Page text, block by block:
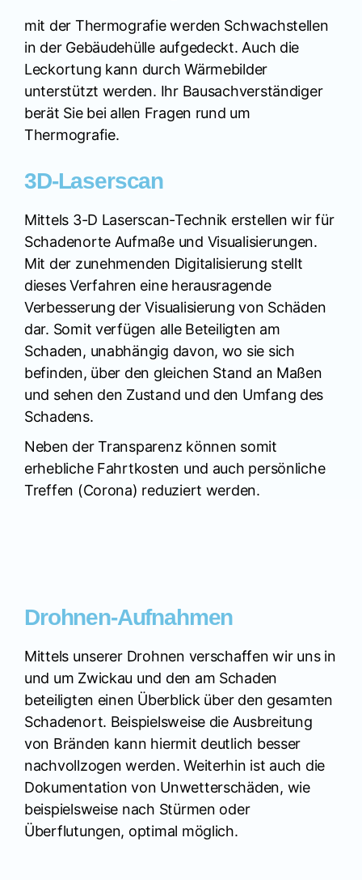
mit der Thermografie werden Schwachstellen
in der Gebäudehülle aufgedeckt. Auch die
Leckortung kann durch Wärmebilder
unterstützt werden. Ihr Bausachverständiger
berät Sie bei allen Fragen rund um
Thermografie.
3D-Laserscan
Mittels 3-D Laserscan-Technik erstellen wir für
Schadenorte Aufmaße und Visualisierungen.
Mit der zunehmenden Digitalisierung stellt
dieses Verfahren eine herausragende
Verbesserung der Visualisierung von Schäden
dar. Somit verfügen alle Beteiligten am
Schaden, unabhängig davon, wo sie sich
befinden, über den gleichen Stand an Maßen
und sehen den Zustand und den Umfang des
Schadens.
Neben der Transparenz können somit
erhebliche Fahrtkosten und auch persönliche
Treffen (Corona) reduziert werden.
Drohnen-Aufnahmen
Mittels unserer Drohnen verschaffen wir uns in
und um Zwickau und den am Schaden
beteiligten einen Überblick über den gesamten
Schadenort. Beispielsweise die Ausbreitung
von Bränden kann hiermit deutlich besser
nachvollzogen werden. Weiterhin ist auch die
Dokumentation von Unwetterschäden, wie
beispielsweise nach Stürmen oder
Überflutungen, optimal möglich.